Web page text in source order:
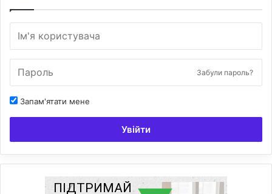
Забули пароль?
Запам'ятати мене
Увійти